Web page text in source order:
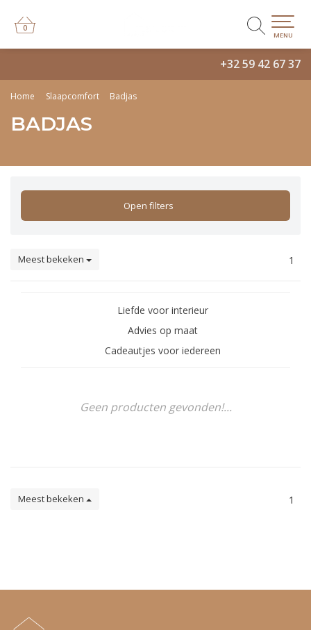
+32 59 42 67 37
0
0
MENU
Home Slaapcomfort Badjas
BADJAS
Open filters
Meest bekeken 1
Liefde voor interieur
Advies op maat
Cadeautjes voor iedereen
Geen producten gevonden!...
Meest bekeken 1